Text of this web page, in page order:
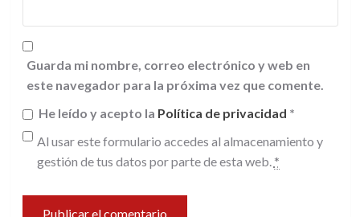
Guarda mi nombre, correo electrónico y web en
este navegador para la próxima vez que comente.
He leído y acepto la Política de privacidad *
Al usar este formulario accedes al almacenamiento y
gestión de tus datos por parte de esta web. *